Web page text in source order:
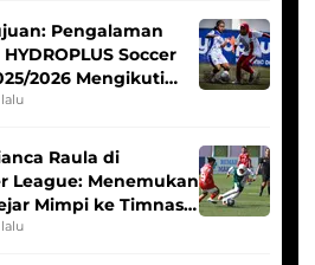
Pengalaman
Soccer
2026 Mengikuti
Putri
Raula di
League: Menemukan
Mimpi ke Timnas